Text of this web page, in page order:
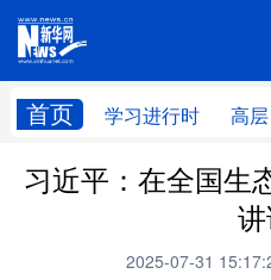
首页 学习进行时 高层
网
学习进行时 高层
习近平：在全国生
2025-07-31